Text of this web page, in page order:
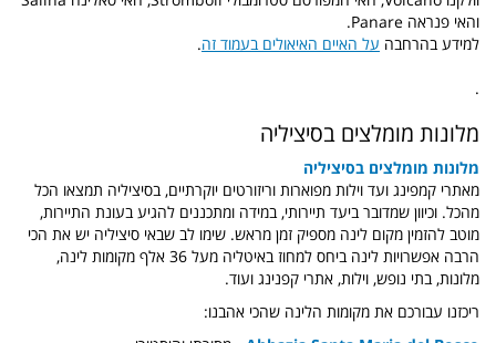
והאי פנראה Panare.
למידע בהרחבה על האיים האיאולים בעמוד זה.
.
מלונות מומלצים בסיציליה
מלונות מומלצים בסיציליה
מאתרי קמפינג ועד וילות מפוארות וריזורטים יוקרתיים, בסיציליה תמצאו הכל
מהכל. וכיוון שמדובר ביעד תיירותי, במידה ומתכננים להגיע בעונת התיירות,
מוטב להזמין מקום לינה מספיק זמן מראש. שימו לב שבאי סיציליה יש את הכי
הרבה אפשרויות לינה ביחס למחוז באיטליה מעל 36 אלף מקומות לינה,
מלונות, בתי נופש, וילות, אתרי קפנינג ועוד.
ריכזנו עבורכם את מקומות הלינה שהכי אהבנו: